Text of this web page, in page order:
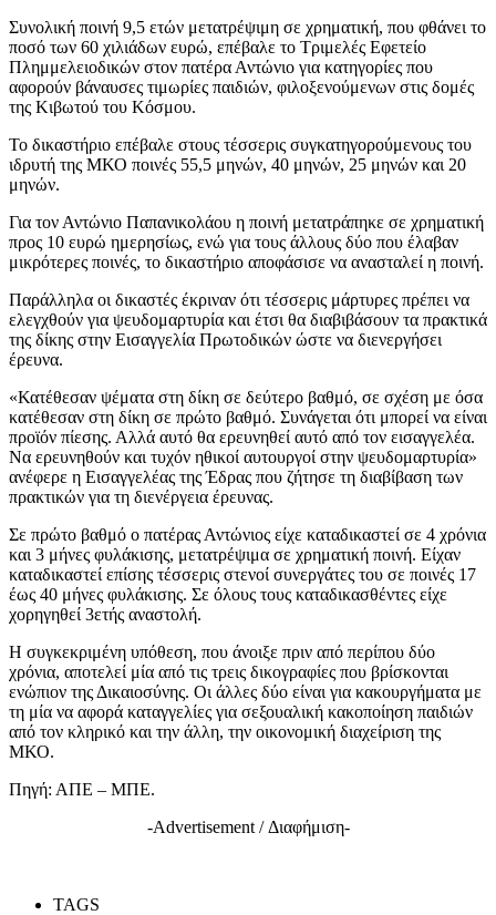
Συνολική ποινή 9,5 ετών μετατρέψιμη σε χρηματική, που φθάνει το
ποσό των 60 χιλιάδων ευρώ, επέβαλε το Τριμελές Εφετείο
Πλημμελειοδικών στον πατέρα Αντώνιο για κατηγορίες που
αφορούν βάναυσες τιμωρίες παιδιών, φιλοξενούμενων στις δομές
της Κιβωτού του Κόσμου.
Το δικαστήριο επέβαλε στους τέσσερις συγκατηγορούμενους του
ιδρυτή της ΜΚΟ ποινές 55,5 μηνών, 40 μηνών, 25 μηνών και 20
μηνών.
Για τον Αντώνιο Παπανικολάου η ποινή μετατράπηκε σε χρηματική
προς 10 ευρώ ημερησίως, ενώ για τους άλλους δύο που έλαβαν
μικρότερες ποινές, το δικαστήριο αποφάσισε να ανασταλεί η ποινή.
Παράλληλα οι δικαστές έκριναν ότι τέσσερις μάρτυρες πρέπει να
ελεγχθούν για ψευδομαρτυρία και έτσι θα διαβιβάσουν τα πρακτικά
της δίκης στην Εισαγγελία Πρωτοδικών ώστε να διενεργήσει
έρευνα.
«Κατέθεσαν ψέματα στη δίκη σε δεύτερο βαθμό, σε σχέση με όσα
κατέθεσαν στη δίκη σε πρώτο βαθμό. Συνάγεται ότι μπορεί να είναι
προϊόν πίεσης. Αλλά αυτό θα ερευνηθεί αυτό από τον εισαγγελέα.
Να ερευνηθούν και τυχόν ηθικοί αυτουργοί στην ψευδομαρτυρία»
ανέφερε η Εισαγγελέας της Έδρας που ζήτησε τη διαβίβαση των
πρακτικών για τη διενέργεια έρευνας.
Σε πρώτο βαθμό ο πατέρας Αντώνιος είχε καταδικαστεί σε 4 χρόνια
και 3 μήνες φυλάκισης, μετατρέψιμα σε χρηματική ποινή. Είχαν
καταδικαστεί επίσης τέσσερις στενοί συνεργάτες του σε ποινές 17
έως 40 μήνες φυλάκισης. Σε όλους τους καταδικασθέντες είχε
χορηγηθεί 3ετής αναστολή.
Η συγκεκριμένη υπόθεση, που άνοιξε πριν από περίπου δύο
χρόνια, αποτελεί μία από τις τρεις δικογραφίες που βρίσκονται
ενώπιον της Δικαιοσύνης. Οι άλλες δύο είναι για κακουργήματα με
τη μία να αφορά καταγγελίες για σεξουαλική κακοποίηση παιδιών
από τον κληρικό και την άλλη, την οικονομική διαχείριση της
ΜΚΟ.
Πηγή: ΑΠΕ – ΜΠΕ.
-Advertisement / Διαφήμιση-
TAGS